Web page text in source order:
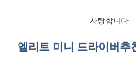
사랑합니다
엘리트 미니 드라이버 추